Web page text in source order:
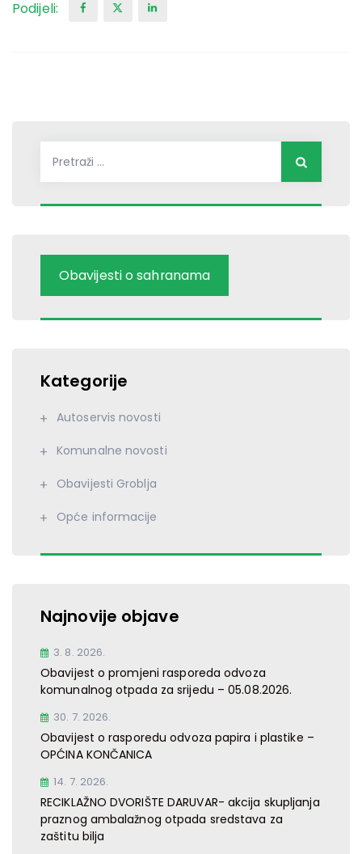
Podijeli:
Obavijesti o sahranama
Kategorije
Autoservis novosti
Komunalne novosti
Obavijesti Groblja
Opće informacije
Najnovije objave
3. 8. 2026.
Obavijest o promjeni rasporeda odvoza
komunalnog otpada za srijedu – 05.08.2026.
30. 7. 2026.
Obavijest o rasporedu odvoza papira i plastike –
OPĆINA KONČANICA
14. 7. 2026.
RECIKLAŽNO DVORIŠTE DARUVAR- akcija skupljanja
praznog ambalažnog otpada sredstava za
zaštitu bilja